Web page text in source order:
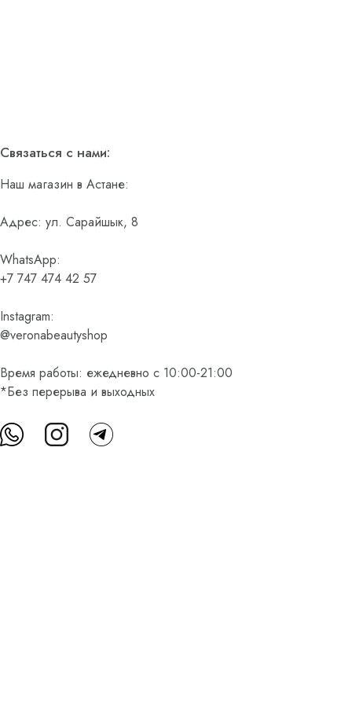
Связаться с нами:
Наш магазин в Астане:
Адрес: ул. Сарайшык, 8
WhatsApp:
+7 747 474 42 57
Instagram:
@veronabeautyshop
Время работы: ежедневно с 10:00-21:00
*Без перерыва и выходных